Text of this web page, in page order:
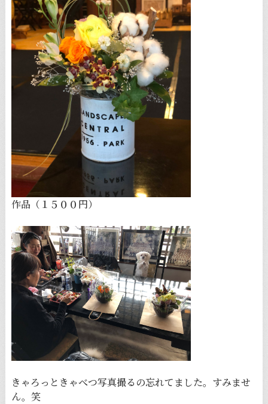
作品（１５００円）
きゃろっときゃべつ写真撮るの忘れてました。すみませ
ん。笑